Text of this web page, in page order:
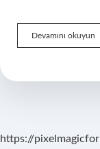
Devamını okuyun
https://